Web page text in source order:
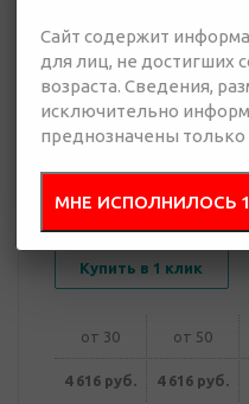
Отправить
запрос
Купить в 1 клик
от 30 от 50
4 616 руб. 4 616 руб.
Сайт содержит
для лиц, не достигших
возраста. Сведения,
исключительно
преднозначены только
МНЕ ИСПОЛНИЛОСЬ